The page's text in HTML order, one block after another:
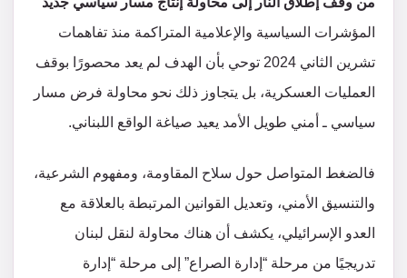
المؤشرات السياسية والإعلامية المتراكمة منذ تفاهمات
تشرين الثاني 2024 توحي بأن الهدف لم يعد محصورًا بوقف
العمليات العسكرية، بل يتجاوز ذلك نحو محاولة فرض مسار
سياسي ـ أمني طويل الأمد يعيد صياغة الواقع اللبناني.
فالضغط المتواصل حول سلاح المقاومة، ومفهوم الشرعية،
والتنسيق الأمني، وتعديل القوانين المرتبطة بالعلاقة مع
العدو الإسرائيلي، يكشف أن هناك محاولة لنقل لبنان
تدريجيًا من مرحلة “إدارة الصراع” إلى مرحلة “إدارة